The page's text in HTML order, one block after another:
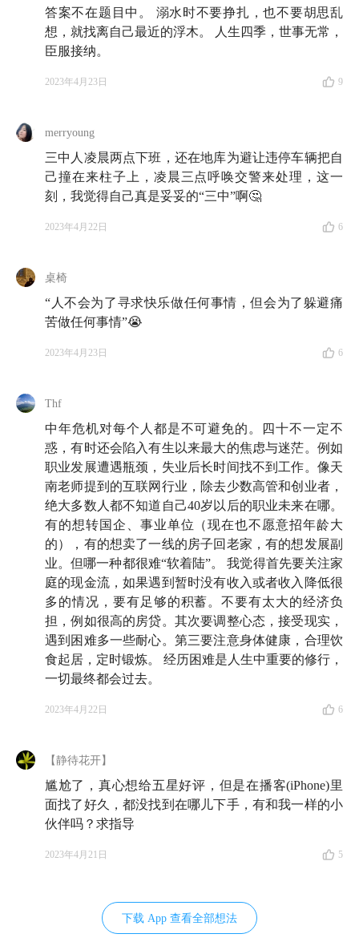
26:09其次，压力还来自于越来越松散的社会组织形
式，人需要不断适应新的环境和人际关系
Part 2 想调整好心态？你可以这么想！
的，我们应该如何与现实交互
29:56审视人生的绝对收益与相对收益：通过战胜别人
来获得胜利 V.S. 在生活中获得幸福感
Part 3 中年人如何保护自己的财富？
风的时代机遇、顺水的职业发展可能会成为这个阶段的
47:03
嗜好，比如，打牌和喝酒（雨白：真没想到我们会在小
酒馆劝大家戒酒！）
51:00第三招：像还房贷一样存钱
51:20赚钱和理财其实是完全不同的两件事
55:13 一个反直觉的事实：年轻人花钱没有数，但大都
是可选消费；中年不太花钱，但必选消费占比很大
57:54让普通人快速发财，养成好的理财习惯，让有钱
人财富增值，这三件事难度是不一样的
「如果我不……就完蛋了」
*注：抛球理论指的是，把生活想象成一场游戏，你要
在空中同时抛接 5 个球。你给它们起名为工作、生活、
到，原来工作是个橡皮球，把它扔下去的话，它会反弹
去，都必定会摔坏，这种损害是不可逆的。
答案不在题目中。 溺水时不要挣扎，也不要胡思乱
想，就找离自己最近的浮木。 人生四季，世事无常，
臣服接纳。
2023年4月23日 9
merryoung
三中人凌晨两点下班，还在地库为避让违停车辆把自
己撞在来柱子上，凌晨三点呼唤交警来处理，这一
刻，我觉得自己真是妥妥的“三中”啊🤔
2023年4月22日 6
桌椅
“人不会为了寻求快乐做任何事情，但会为了躲避痛
苦做任何事情”😭
2023年4月23日 6
Thf
中年危机对每个人都是不可避免的。四十不一定不
惑，有时还会陷入有生以来最大的焦虑与迷茫。例如
职业发展遭遇瓶颈，失业后长时间找不到工作。像天
南老师提到的互联网行业，除去少数高管和创业者，
绝大多数人都不知道自己40岁以后的职业未来在哪。
有的想转国企、事业单位（现在也不愿意招年龄大
的），有的想卖了一线的房子回老家，有的想发展副
业。但哪一种都很难“软着陆”。 我觉得首先要关注家
庭的现金流，如果遇到暂时没有收入或者收入降低很
多的情况，要有足够的积蓄。不要有太大的经济负
担，例如很高的房贷。其次要调整心态，接受现实，
遇到困难多一些耐心。第三要注意身体健康，合理饮
食起居，定时锻炼。 经历困难是人生中重要的修行，
一切最终都会过去。
2023年4月22日 6
【静待花开】
尴尬了，真心想给五星好评，但是在播客(iPhone)里
面找了好久，都没找到在哪儿下手，有和我一样的小
伙伴吗？求指导
2023年4月21日 5
下载 App 查看全部想法